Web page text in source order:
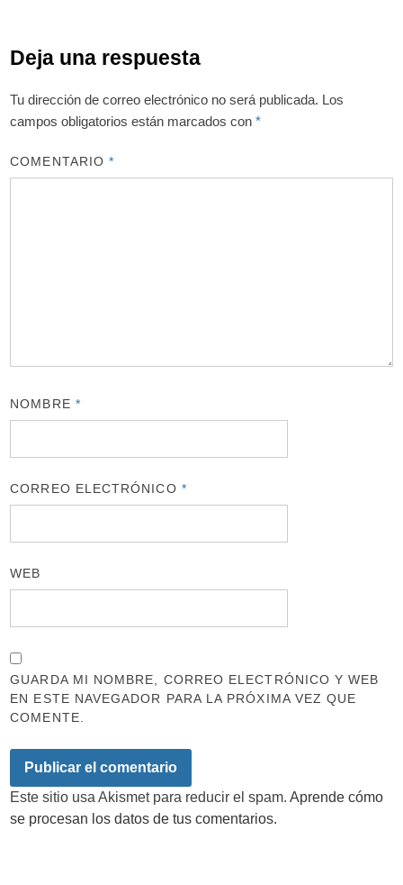
Deja una respuesta
Tu dirección de correo electrónico no será publicada. Los
campos obligatorios están marcados con*
COMENTARIO*
NOMBRE *
CORREO ELECTRÓNICO *
WEB
GUARDA MI NOMBRE, CORREO ELECTRÓNICO Y WEB
EN ESTE NAVEGADOR PARA LA PRÓXIMA VEZ QUE
COMENTE.
Este sitio usa Akismet para reducir el spam.Aprende cómo
se procesan los datos de tus comentarios.